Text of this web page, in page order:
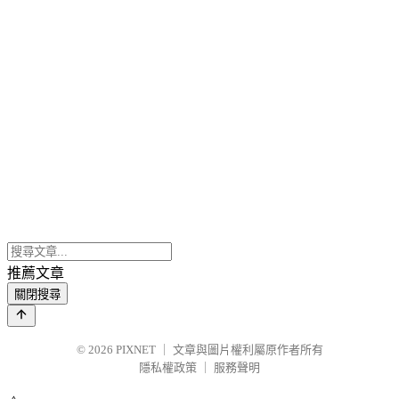
推薦文章
關閉搜尋
© 2026 PIXNET
文章與圖片權利屬原作者所有
隱私權政策
服務聲明